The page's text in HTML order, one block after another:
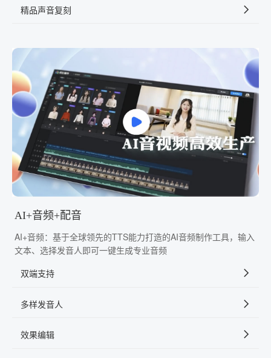
精品声音复刻
AI+音频+配音
AI+音频：基于全球领先的TTS能力打造的AI音频制作工具，输入
文本、选择发音人即可一键生成专业音频
双端支持
多样发音人
效果编辑